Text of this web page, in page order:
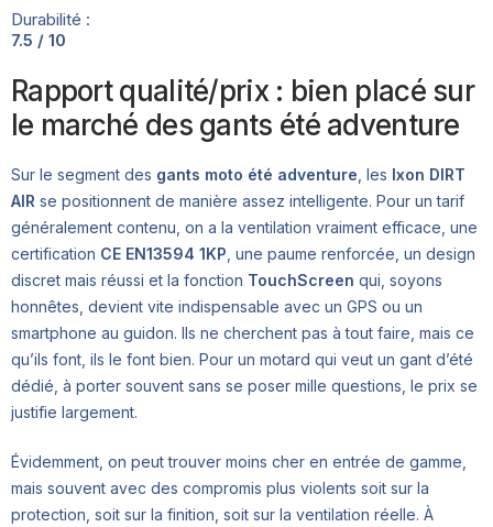
Durabilité :
7.5 / 10
Rapport qualité/prix : bien placé sur
le marché des gants été adventure
Sur le segment des gants moto été adventure , les Ixon DIRT
AIR se positionnent de manière assez intelligente. Pour un tarif
généralement contenu, on a la ventilation vraiment efficace, une
certification CE EN13594 1KP , une paume renforcée, un design
discret mais réussi et la fonction TouchScreen qui, soyons
honnêtes, devient vite indispensable avec un GPS ou un
smartphone au guidon. Ils ne cherchent pas à tout faire, mais ce
qu’ils font, ils le font bien. Pour un motard qui veut un gant d’été
dédié, à porter souvent sans se poser mille questions, le prix se
justifie largement.
Évidemment, on peut trouver moins cher en entrée de gamme,
mais souvent avec des compromis plus violents soit sur la
protection, soit sur la finition, soit sur la ventilation réelle. À